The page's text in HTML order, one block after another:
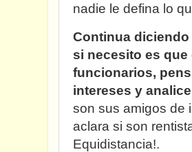
nadie le defina lo
Continua
si necesito es
funcionarios,
intereses y
son sus amigos de
aclara si son
Equidistancia!.